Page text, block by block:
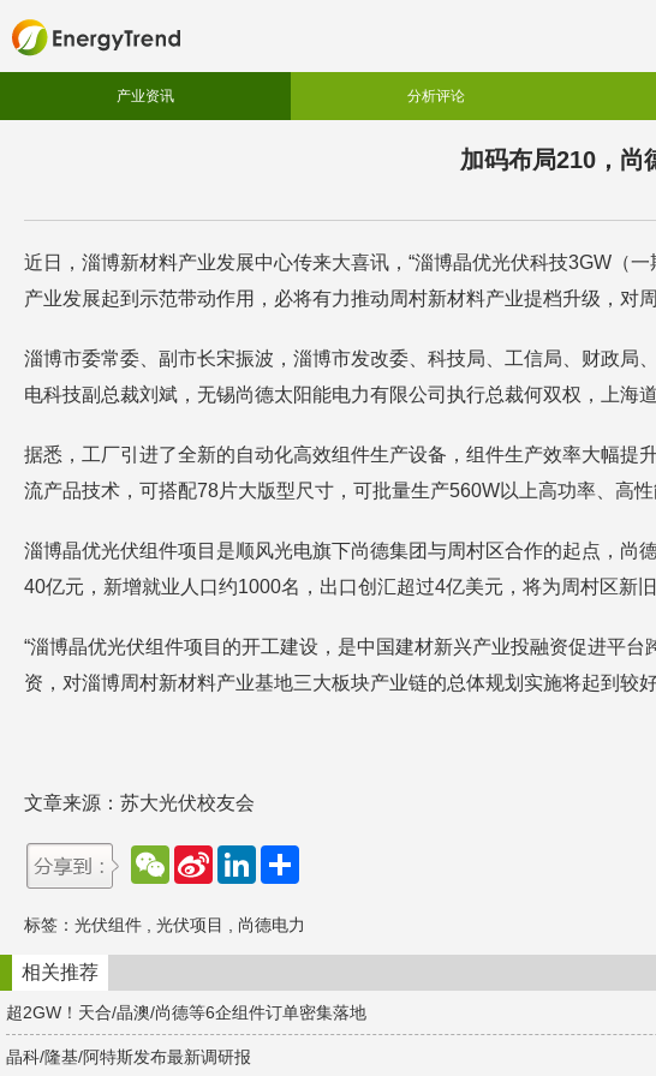
产业资讯 分析评论
加码布局210，尚
近日，淄博新材料产业发展中心传来大喜讯，“淄博晶优光伏科技3GW（
产业发展起到示范带动作用，必将有力推动周村新材料产业提档升级，对
淄博市委常委、副市长宋振波，淄博市发改委、科技局、工信局、财政
电科技副总裁刘斌，无锡尚德太阳能电力有限公司执行总裁何双权，上海
据悉，工厂引进了全新的自动化高效组件生产设备，组件生产效率大幅
流产品技术，可搭配78片大版型尺寸，可批量生产560W以上高功率、高
淄博晶优光伏组件项目是顺风光电旗下尚德集团与周村区合作的起点，尚
40亿元，新增就业人口约1000名，出口创汇超过4亿美元，将为周村区新
“淄博晶优光伏组件项目的开工建设，是中国建材新兴产业投融资促进平
资，对淄博周村新材料产业基地三大板块产业链的总体规划实施将起到较
文章来源：苏大光伏校友会
W
e
a
t
S
W
e
b
o
L
e
d
n
标签： 光伏组件 光伏项目 尚德电力
相关推荐
超2GW！天合/晶澳/尚德等6企组件订单密集落地
晶科/隆基/阿特斯发布最新调研报